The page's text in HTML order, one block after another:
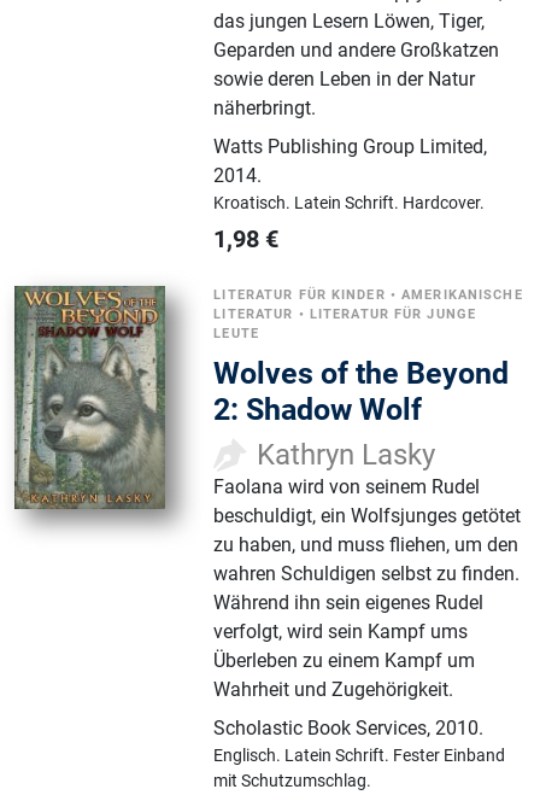
das jungen Lesern Löwen, Tiger,
Geparden und andere Großkatzen
sowie deren Leben in der Natur
näherbringt.
Watts Publishing Group Limited,
2014.
Kroatisch. Latein Schrift. Hardcover.
1,98 €
LITERATUR FÜR KINDER •AMERIKANISCHE
LITERATUR • LITERATUR FÜR JUNGE
LEUTE
Wolves of the Beyond
2: Shadow Wolf
Kathryn Lasky
Faolana wird von seinem Rudel
beschuldigt, ein Wolfsjunges getötet
zu haben, und muss fliehen, um den
wahren Schuldigen selbst zu finden.
Während ihn sein eigenes Rudel
verfolgt, wird sein Kampf ums
Überleben zu einem Kampf um
Wahrheit und Zugehörigkeit.
Scholastic Book Services,2010.
Englisch. Latein Schrift. Fester Einband
mit Schutzumschlag.